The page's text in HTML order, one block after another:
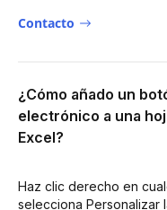
Contacto
¿Cómo añado un
electrónico a una
Excel?
Haz clic derecho en
selecciona Personalizar